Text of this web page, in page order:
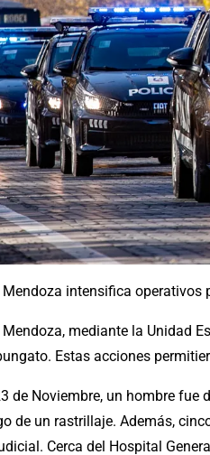
intensifica operativos
mediante la Unidad
Estas acciones
de Noviembre, un hombre
de un rastrillaje. Además,
Cerca del Hospital